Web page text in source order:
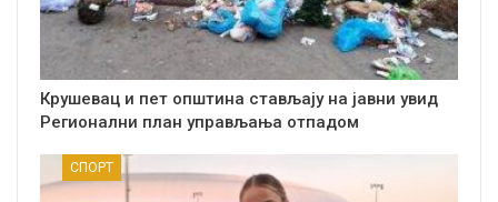
Крушевац и пет општина стављају на јавни увид
Регионални план управљања отпадом
СПОРТ